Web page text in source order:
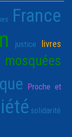
France
justice livres
mosquées
Proche et
solidarité